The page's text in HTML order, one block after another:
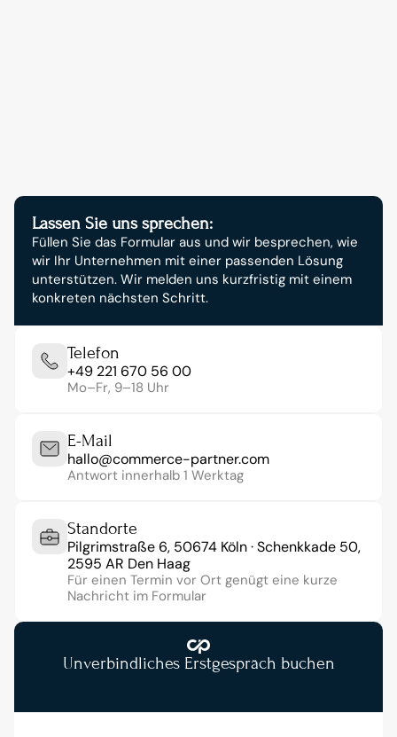
Lassen Sie uns sprechen:
Füllen Sie das Formular aus und wir besprechen, wie
wir Ihr Unternehmen mit einer passenden Lösung
unterstützen. Wir melden uns kurzfristig mit einem
konkreten nächsten Schritt.
Telefon
+49 221 670 56 00
Mo–Fr, 9–18 Uhr
E-Mail
hallo@commerce-partner.com
Antwort innerhalb 1 Werktag
Standorte
Pilgrimstraße 6, 50674 Köln · Schenkkade 50,
2595 AR Den Haag
Für einen Termin vor Ort genügt eine kurze
Nachricht im Formular
Unverbindliches Erstgespräch buchen